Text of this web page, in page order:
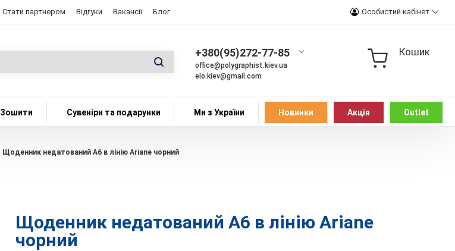
Стати партнером Відгуки Вакансії Блог Особистий кабінет
+380(95)272-77-85
office@polygraphist.kiev.ua
elo.kiev@gmail.com
Кошик
Зошити Сувеніри та подарунки Ми з України Новинки Акція Outlet
Щоденник недатований А6 в лінію Ariane чорний
Щоденник недатований А6 в лінію Ariane
чорний